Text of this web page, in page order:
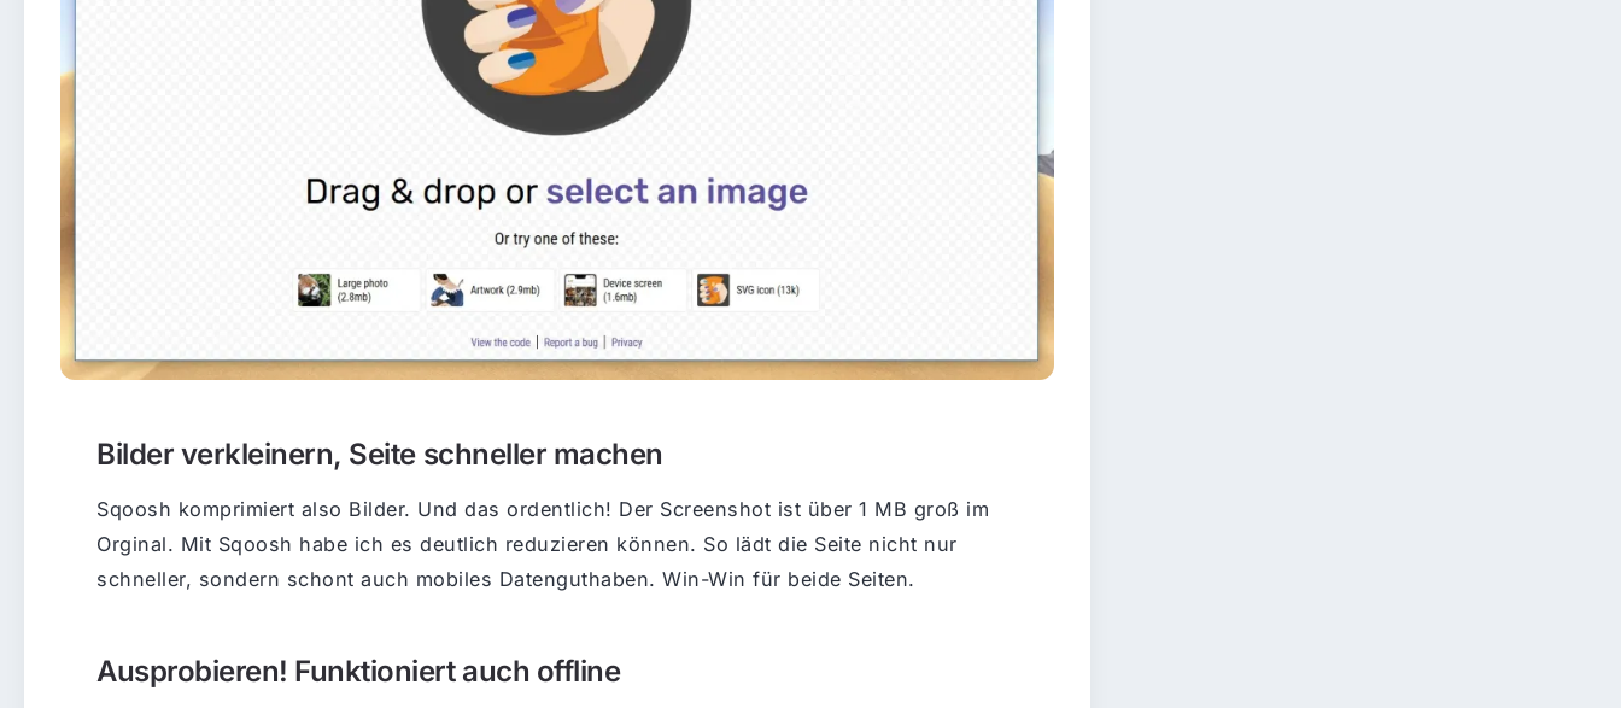
Bilder verkleinern, Seite schneller machen
Sqoosh komprimiert also Bilder. Und das ordentlich! Der Screenshot ist über 1 MB groß im
Orginal. Mit Sqoosh habe ich es deutlich reduzieren können. So lädt die Seite nicht nur
schneller, sondern schont auch mobiles Datenguthaben. Win-Win für beide Seiten.
Ausprobieren! Funktioniert auch offline